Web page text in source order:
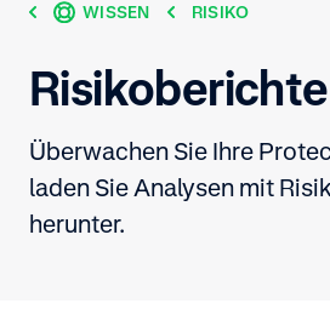
WISSEN RISIKO
Risikoberichte
Überwachen Sie Ihre
laden Sie Analysen mit
herunter.